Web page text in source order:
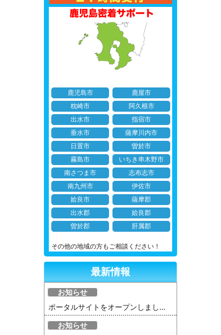
鹿児島市
鹿屋市
枕崎市
阿久根市
出水市
指宿市
垂水市
薩摩川内市
日置市
曽於市
霧島市
いちき串木野市
南さつま市
志布志市
南九州市
伊佐市
姶良市
薩摩郡
出水郡
姶良郡
曽於郡
肝属郡
その他の地域の方もご相談ください！
最新情報
お知らせ
ポータルサイトをオープンしまし...
お知らせ